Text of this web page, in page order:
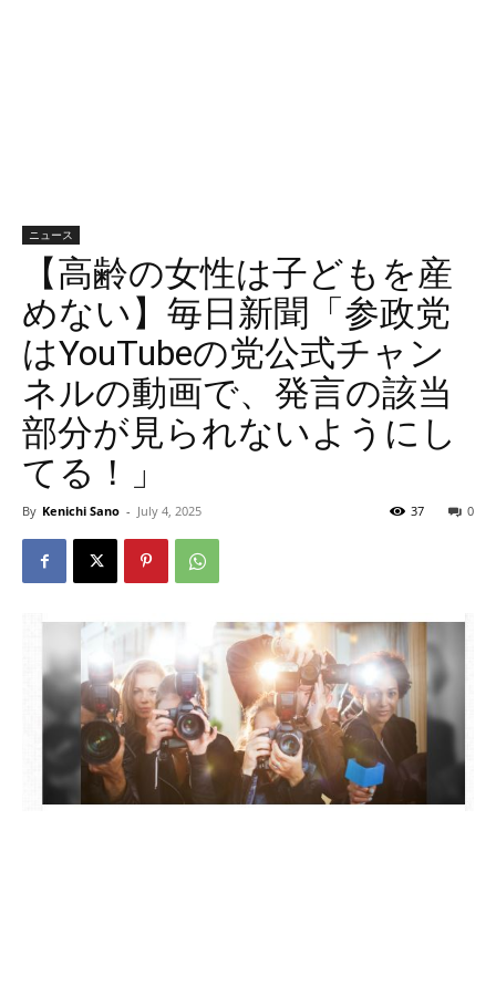
ニュース
【高齢の女性は子どもを産
めない】毎日新聞「参政党
はYouTubeの党公式チャン
ネルの動画で、発言の該当
部分が見られないようにし
てる！」
By Kenichi Sano - July 4, 2025 0
37